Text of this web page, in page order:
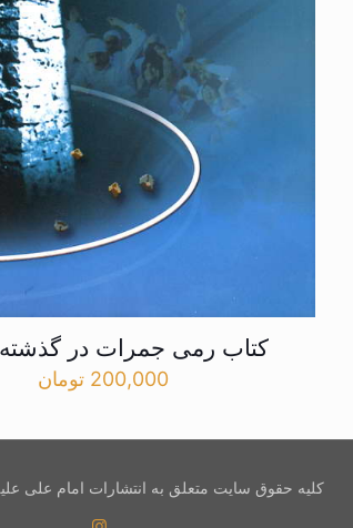
کتاب رمی جمرات در
200,000 تومان
کلیه حقوق سایت متعلق به انتشارات امام علی